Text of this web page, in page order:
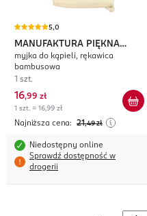
5,0
MANUFAKTURA PIĘKNA
Bamboo
myjka do kąpieli, rękawica
bambusowa
1 szt.
16,99 zł
1 szt. = 16,99 zł
Najniższa cena: 21,49 zł
Niedostępny online
Sprawdź dostępność w
drogerii